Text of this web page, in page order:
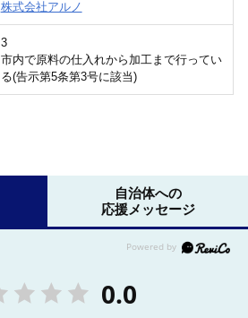
株式会社アルノ
3
市内で原料の仕入れから加工まで行ってい
る(告示第5条第3号に該当)
自治体への
応援メッセージ
0.0